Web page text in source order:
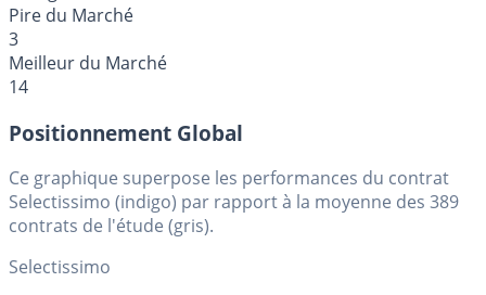
Pire du Marché
3
Meilleur du Marché
14
Positionnement Global
Ce graphique superpose les performances du contrat
Selectissimo (indigo) par rapport à la moyenne des 389
contrats de l'étude (gris).
Selectissimo